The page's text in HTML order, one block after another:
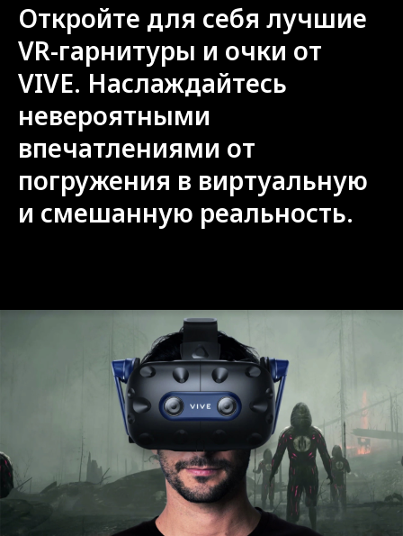
Откройте для себя лучшие
VR-гарнитуры и очки от
VIVE. Наслаждайтесь
невероятными
впечатлениями от
погружения в виртуальную
и смешанную реальность.